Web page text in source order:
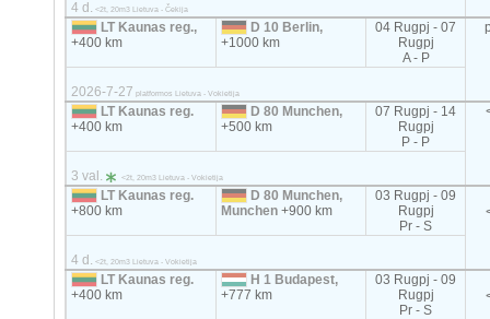
4 d. <2t, 20m3 Lietuva - Čekija
LT Kaunas reg.,
+400 km
D 10 Berlin,
+1000 km
04 Rugpj - 07
Rugpj
A - P
2026-7-27 platformos Lietuva - Vokietija
LT Kaunas reg.
+400 km
D 80 Munchen,
+500 km
07 Rugpj - 14
Rugpj
P - P
3 val. <2t, 20m3 Lietuva - Vokietija
LT Kaunas reg.
+800 km
D 80 Munchen,
Munchen+900 km
03 Rugpj - 09
Rugpj
Pr - S
4 d. <2t, 20m3 Lietuva - Vokietija
LT Kaunas reg.
+400 km
H 1 Budapest,
+777 km
03 Rugpj - 09
Rugpj
Pr - S